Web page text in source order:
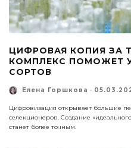
ЦИФРОВАЯ КОПИЯ ЗА
КОМПЛЕКС ПОМОЖЕТ
СОРТОВ
Елена Горшкова ·
Цифровизация открывает большие
селекционеров. Создание
станет более точным.